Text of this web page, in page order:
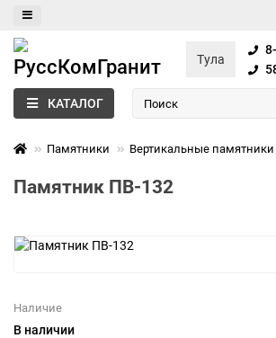
Тула
КАТАЛОГ
Памятники Вертикальные памятники
Памятник ПВ-132
Наличие
В наличии